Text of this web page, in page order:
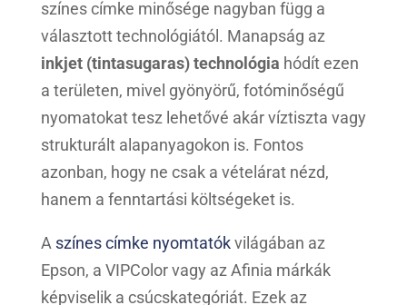
színes címke minősége nagyban függ a
választott technológiától. Manapság az
inkjet (tintasugaras) technológia hódít ezen
a területen, mivel gyönyörű, fotóminőségű
nyomatokat tesz lehetővé akár víztiszta vagy
strukturált alapanyagokon is. Fontos
azonban, hogy ne csak a vételárat nézd,
hanem a fenntartási költségeket is.
A színes címke nyomtatókvilágában az
Epson, a VIPColor vagy az Afinia márkák
képviselik a csúcskategóriát. Ezek az